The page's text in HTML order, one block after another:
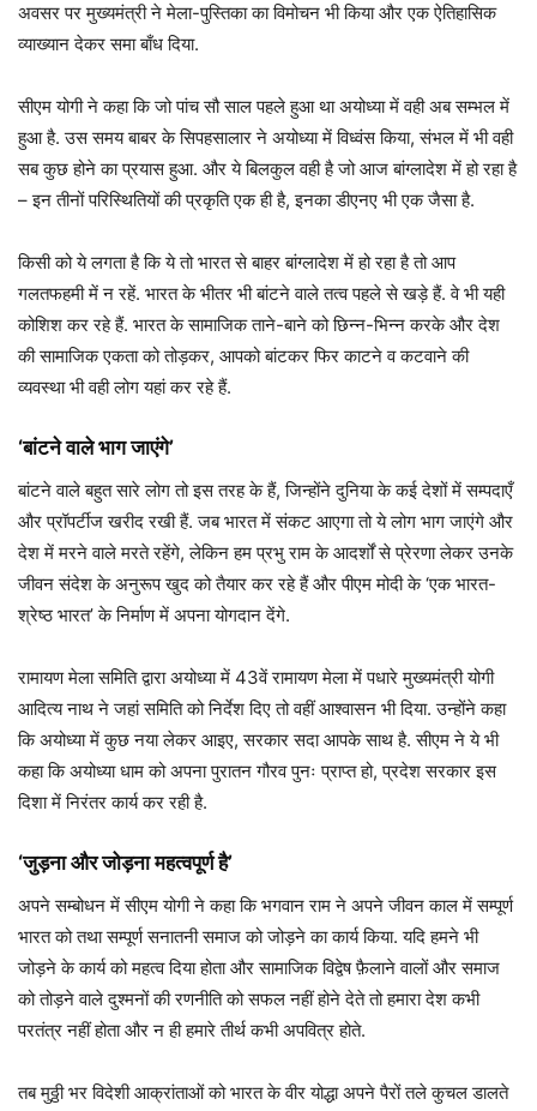
अवसर पर मुख्यमंत्री ने मेला-पुस्तिका का विमोचन भी किया और एक ऐतिहासिक
व्याख्यान देकर समा बाँध दिया.
सीएम योगी ने कहा कि जो पांच सौ साल पहले हुआ था अयोध्या में वही अब सम्भल में
हुआ है. उस समय बाबर के सिपहसालार ने अयोध्या में विध्वंस किया, संभल में भी वही
सब कुछ होने का प्रयास हुआ. और ये बिलकुल वही है जो आज बांग्लादेश में हो रहा है
– इन तीनों परिस्थितियों की प्रकृति एक ही है, इनका डीएनए भी एक जैसा है.
किसी को ये लगता है कि ये तो भारत से बाहर बांग्लादेश में हो रहा है तो आप
गलतफहमी में न रहें. भारत के भीतर भी बांटने वाले तत्व पहले से खड़े हैं. वे भी यही
कोशिश कर रहे हैं. भारत के सामाजिक ताने-बाने को छिन्न-भिन्न करके और देश
की सामाजिक एकता को तोड़कर, आपको बांटकर फिर काटने व कटवाने की
व्यवस्था भी वही लोग यहां कर रहे हैं.
‘बांटने वाले भाग जाएंगे’
बांटने वाले बहुत सारे लोग तो इस तरह के हैं, जिन्होंने दुनिया के कई देशों में सम्पदाएँ
और प्रॉपर्टीज खरीद रखी हैं. जब भारत में संकट आएगा तो ये लोग भाग जाएंगे और
देश में मरने वाले मरते रहेंगे, लेकिन हम प्रभु राम के आदर्शों से प्रेरणा लेकर उनके
जीवन संदेश के अनुरूप खुद को तैयार कर रहे हैं और पीएम मोदी के ‘एक भारत-
श्रेष्ठ भारत’ के निर्माण में अपना योगदान देंगे.
रामायण मेला समिति द्वारा अयोध्या में 43वें रामायण मेला में पधारे मुख्यमंत्री योगी
आदित्य नाथ ने जहां समिति को निर्देश दिए तो वहीं आश्वासन भी दिया. उन्होंने कहा
कि अयोध्या में कुछ नया लेकर आइए, सरकार सदा आपके साथ है. सीएम ने ये भी
कहा कि अयोध्या धाम को अपना पुरातन गौरव पुनः प्राप्त हो, प्रदेश सरकार इस
दिशा में निरंतर कार्य कर रही है.
‘जुड़ना और जोड़ना महत्वपूर्ण है’
अपने सम्बोधन में सीएम योगी ने कहा कि भगवान राम ने अपने जीवन काल में सम्पूर्ण
भारत को तथा सम्पूर्ण सनातनी समाज को जोड़ने का कार्य किया. यदि हमने भी
जोड़ने के कार्य को महत्व दिया होता और सामाजिक विद्वेष फ़ैलाने वालों और समाज
को तोड़ने वाले दुश्मनों की रणनीति को सफल नहीं होने देते तो हमारा देश कभी
परतंत्र नहीं होता और न ही हमारे तीर्थ कभी अपवित्र होते.
तब मुठ्ठी भर विदेशी आक्रांताओं को भारत के वीर योद्धा अपने पैरों तले कुचल डालते